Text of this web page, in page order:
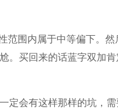
范围内属于中等偏下。
。买回来的话蓝字双加
定会有这样那样的坑，